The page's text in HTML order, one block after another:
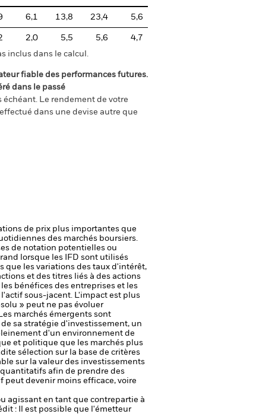
6,1 13,8 23,4 5,6
2,0 5,5 5,6
4,7
inclus dans le calcul.
fiable des performances futures.
dans le passé
échéant. Le rendement de votre
dans une devise autre que
de prix plus importantes que
des marchés boursiers.
de notation potentielles ou
lorsque les IFD sont utilisés
que les variations des taux d'intérêt,
et des titres liés à des actions
bénéfices des entreprises et les
sous-jacent. L'impact est plus
» peut ne pas évoluer
marchés émergents sont
de sa stratégie d'investissement, un
d'un environnement de
et politique que les marchés plus
sélection sur la base de critères
sur la valeur des investissements
afin de prendre des
peut devenir moins efficace, voire
agissant en tant que contrepartie à
: Il est possible que l'émetteur